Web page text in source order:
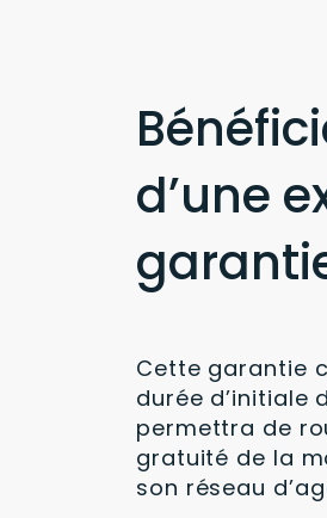
d’une
Cette garantie
durée d’initiale
permettra de
gratuité de la
son réseau